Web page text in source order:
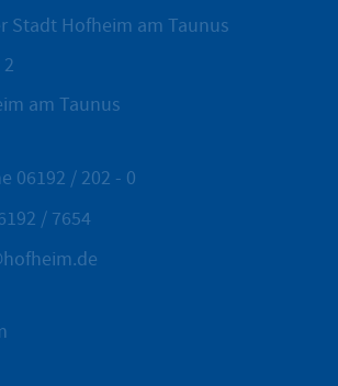
Stadt Hofheim am Taunus
am Taunus
06192 / 202 - 0
/ 7654